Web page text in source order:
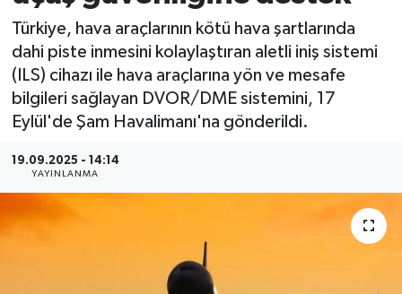
Türkiye, hava araçlarının kötü hava şartlarında
dahi piste inmesini kolaylaştıran aletli iniş sistemi
(ILS) cihazı ile hava araçlarına yön ve mesafe
bilgileri sağlayan DVOR/DME sistemini, 17
Eylül'de Şam Havalimanı'na gönderildi.
19.09.2025 - 14:14
YAYINLANMA
Ekonomi
Genel
Gündem
Magazin
Sağlık
Süper Lig Puan Durumu ve Fikstür
Tüm Manşetler
Son Dakika Haberleri
Haber Arşivi